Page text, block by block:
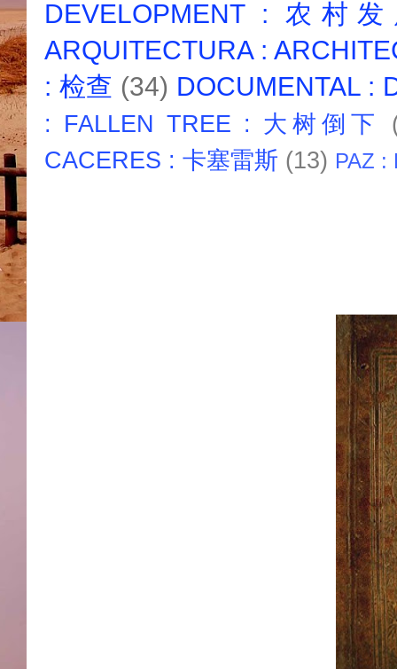
DEVELOPMENT : 农村
ARQUITECTURA :
: 检查 (34) DOCUMENTAL :
: FALLEN TREE : 大树倒下
CACERES : 卡塞雷斯 (13) PAZ :